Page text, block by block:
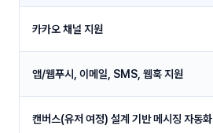
카카오 채널 지원
앱/웹푸시, 이메일, SMS, 웹훅 지원
캔버스(유저 여정) 설계 기반 메시징 자동화